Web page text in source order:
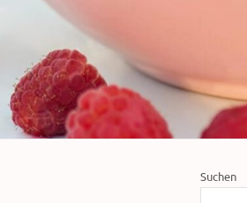
Suchen